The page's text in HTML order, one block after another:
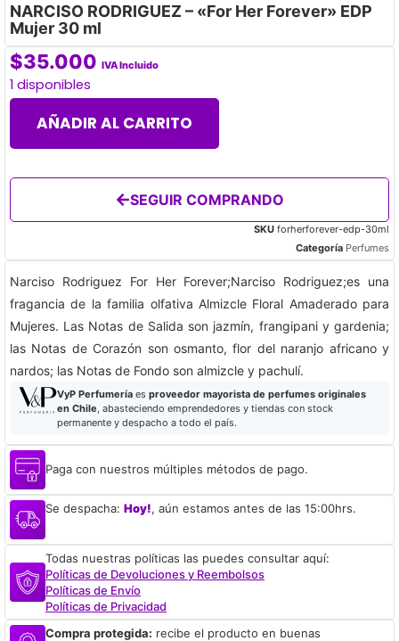
NARCISO RODRIGUEZ – «For Her Forever» EDP
Mujer 30 ml
$35.000 IVA Incluido
1 disponibles
AÑADIR AL CARRITO
SEGUIR COMPRANDO
SKU forherforever-edp-30ml
Categoría Perfumes
Narciso Rodriguez For Her Forever;Narciso Rodriguez;es una
fragancia de la familia olfativa Almizcle Floral Amaderado para
Mujeres. Las Notas de Salida son jazmín, frangipani y gardenia;
las Notas de Corazón son osmanto, flor del naranjo africano y
nardos; las Notas de Fondo son almizcle y pachulí.
VyP Perfumeríaes proveedor mayorista de perfumes originales
en Chile, abasteciendo emprendedores y tiendas con stock
permanente y despacho a todo el país.
Paga con nuestros múltiples métodos de pago.
Se despacha: Hoy!, aún estamos antes de las 15:00hrs.
Todas nuestras políticas las puedes consultar aquí:
Políticas de Devoluciones y Reembolsos
Políticas de Envío
Políticas de Privacidad
Compra protegida: recibe el producto en buenas